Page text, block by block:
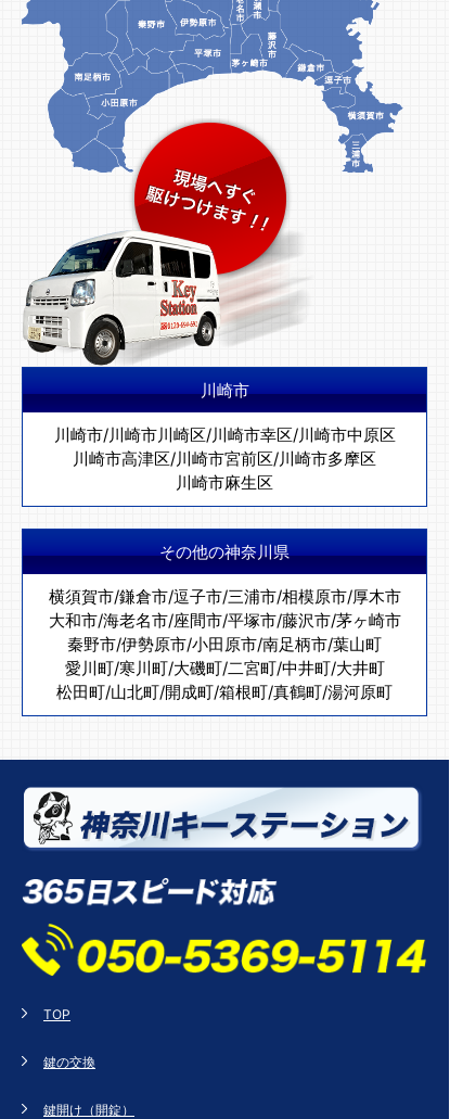
川崎市
川崎市/川崎市川崎区/川崎市幸区/川崎市中原区
川崎市高津区/川崎市宮前区/川崎市多摩区
川崎市麻生区
その他の神奈川県
横須賀市/鎌倉市/逗子市/三浦市/相模原市/厚木市
大和市/海老名市/座間市/平塚市/藤沢市/茅ヶ崎市
秦野市/伊勢原市/小田原市/南足柄市/葉山町
愛川町/寒川町/大磯町/二宮町/中井町/大井町
松田町/山北町/開成町/箱根町/真鶴町/湯河原町
TOP
鍵の交換
鍵開け（開錠）